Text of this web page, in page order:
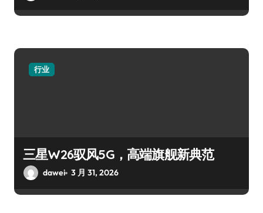
行业
三星W26驭风5G，高端旗舰新典范
dawei 3 月 31, 2026